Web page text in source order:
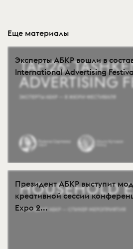
Еще материалы
Эксперты АБКР вошли в
International Advertising
Президент АБКР выступит
креативной сессии
Expo 2...